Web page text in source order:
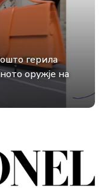
герила
оружје на